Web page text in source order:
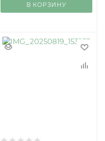
В КОРЗИНУ